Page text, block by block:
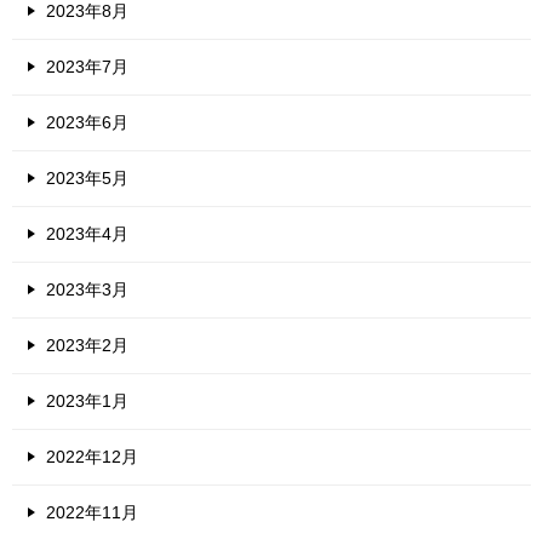
2023年8月
2023年7月
2023年6月
2023年5月
2023年4月
2023年3月
2023年2月
2023年1月
2022年12月
2022年11月